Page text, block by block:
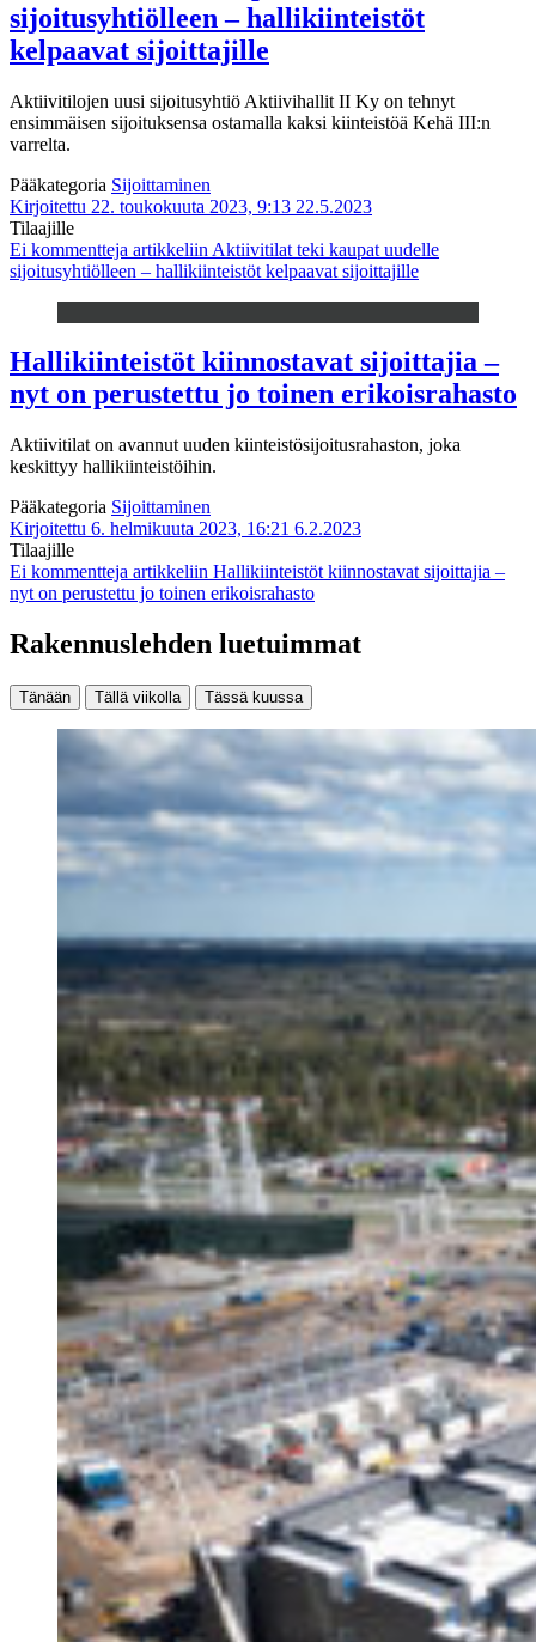
sijoitusyhtiölleen – hallikiinteistöt
kelpaavat sijoittajille
Aktiivitilojen uusi sijoitusyhtiö Aktiivihallit II Ky on tehnyt
ensimmäisen sijoituksensa ostamalla kaksi kiinteistöä Kehä III:n
varrelta.
Pääkategoria Sijoittaminen
Kirjoitettu 22. toukokuuta 2023, 9:13 22.5.2023
Tilaajille
Ei kommentteja artikkeliin Aktiivitilat teki kaupat uudelle
sijoitusyhtiölleen – hallikiinteistöt kelpaavat sijoittajille
Hallikiinteistöt kiinnostavat sijoittajia –
nyt on perustettu jo toinen erikoisrahasto
Aktiivitilat on avannut uuden kiinteistösijoitusrahaston, joka
keskittyy hallikiinteistöihin.
Pääkategoria Sijoittaminen
Kirjoitettu 6. helmikuuta 2023, 16:21 6.2.2023
Tilaajille
Ei kommentteja artikkeliin Hallikiinteistöt kiinnostavat sijoittajia –
nyt on perustettu jo toinen erikoisrahasto
Rakennuslehden luetuimmat
Tänään Tällä viikolla Tässä kuussa